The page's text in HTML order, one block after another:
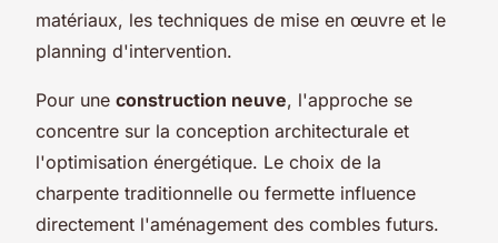
matériaux, les techniques de mise en œuvre et le
planning d'intervention.
Pour une construction neuve, l'approche se
concentre sur la conception architecturale et
l'optimisation énergétique. Le choix de la
charpente traditionnelle ou fermette influence
directement l'aménagement des combles futurs.